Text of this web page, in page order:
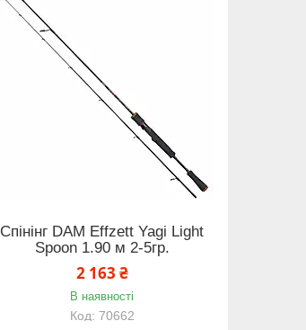
Спінінг DAM Effzett Yagi Light
Spoon 1.90 м 2-5гр.
2 163 ₴
В наявності
70662